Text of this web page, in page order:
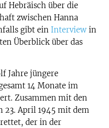
Hebräisch über die
zwischen Hanna
gibt ein Interview in
Überblick über das
Jahre jüngere
14 Monate im
Zusammen mit den
April 1945 mit dem
der in der